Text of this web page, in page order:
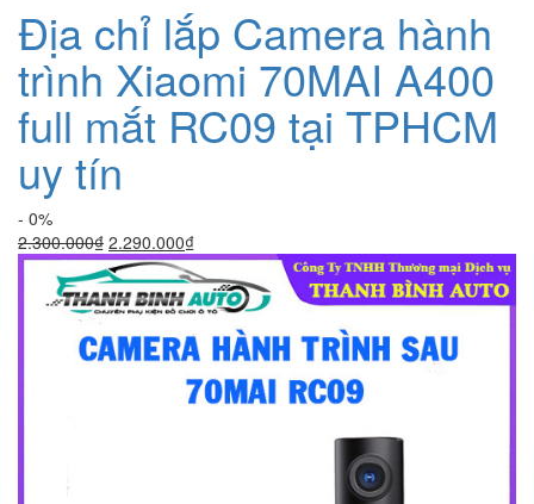
Địa chỉ lắp Camera hành
trình Xiaomi 70MAI A400
full mắt RC09 tại TPHCM
uy tín
- 0%
2.300.000₫ Giá
gốc
là:
2.300.000₫.
2.290.000₫Giá
hiện
tại
là:
2.290.000₫.